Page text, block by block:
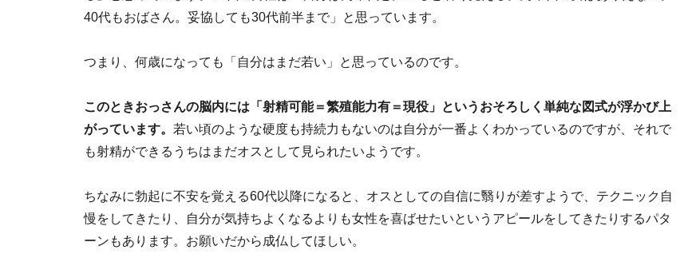
40代もおばさん。妥協しても30代前半まで」と思っています。
つまり、何歳になっても「自分はまだ若い」と思っているのです。
このときおっさんの脳内には「射精可能＝繁殖能力有＝現役」というおそろしく単純な図式が浮かび上
がっています。 若い頃のような硬度も持続力もないのは自分が一番よくわかっているのですが、それで
も射精ができるうちはまだオスとして見られたいようです。
ちなみに勃起に不安を覚える60代以降になると、オスとしての自信に翳りが差すようで、テクニック自
慢をしてきたり、自分が気持ちよくなるよりも女性を喜ばせたいというアピールをしてきたりするパタ
ーンもあります。お願いだから成仏してほしい。